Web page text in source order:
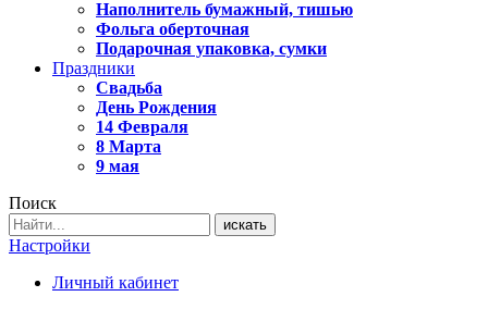
Наполнитель бумажный, тишью
Фольга оберточная
Подарочная упаковка, сумки
Праздники
Свадьба
День Рождения
14 Февраля
8 Марта
9 мая
Поиск
искать
Настройки
Личный кабинет